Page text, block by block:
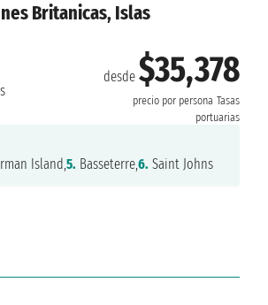
Britanicas, Islas
desde $35,378
precio por persona Tasas
portuarias
Island,5. Basseterre,6. Saint Johns